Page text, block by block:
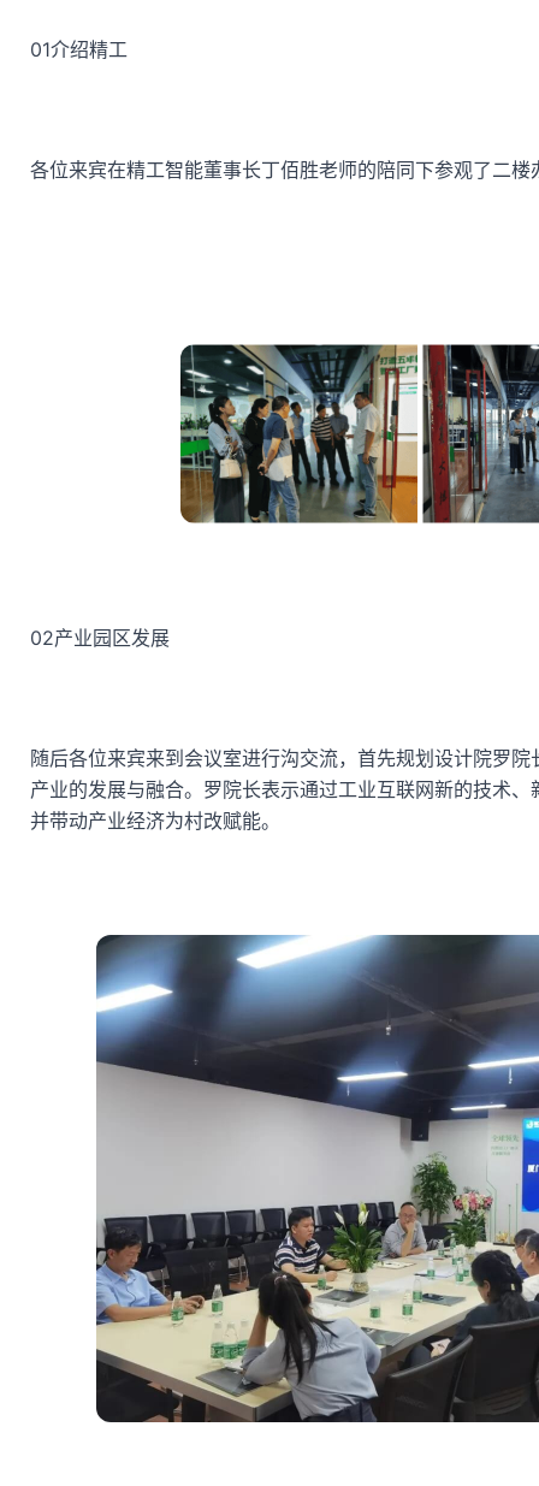
01介绍精工
各位来宾在精工智能董事长丁佰胜老师的陪同下参观了二
02产业园区发展
随后各位来宾来到会议室进行沟交流，首先规划设计院罗
产业的发展与融合。罗院长表示通过工业互联网新的技术
并带动产业经济为村改赋能。